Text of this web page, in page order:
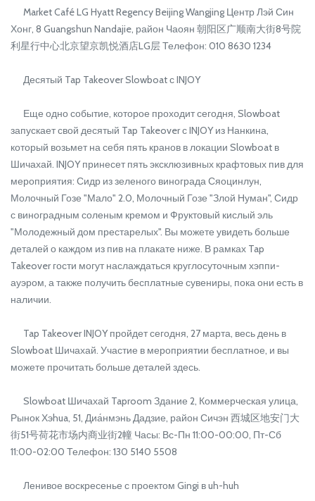
Market Café LG Hyatt Regency Beijing Wangjing Центр Лэй Син
Хонг, 8 Guangshun Nandajie, район Чаоян 朝阳区广顺南大街8号院
利星行中心北京望京凯悦酒店LG层 Телефон: 010 8630 1234
Десятый Tap Takeover Slowboat с INJOY
Еще одно событие, которое проходит сегодня, Slowboat
запускает свой десятый Tap Takeover с INJOY из Нанкина,
который возьмет на себя пять кранов в локации Slowboat в
Шичахай. INJOY принесет пять эксклюзивных крафтовых пив для
мероприятия: Сидр из зеленого винограда Сяоцинлун,
Молочный Гозе "Мало" 2.0, Молочный Гозе "Злой Нуман", Сидр
с виноградным соленым кремом и Фруктовый кислый эль
"Молодежный дом престарелых". Вы можете увидеть больше
деталей о каждом из пив на плакате ниже. В рамках Tap
Takeover гости могут наслаждаться круглосуточным хэппи-
ауэром, а также получить бесплатные сувениры, пока они есть в
наличии.
Tap Takeover INJOY пройдет сегодня, 27 марта, весь день в
Slowboat Шичахай. Участие в мероприятии бесплатное, и вы
можете прочитать больше деталей здесь.
Slowboat Шичахай Taproom Здание 2, Коммерческая улица,
Рынок Хэhua, 51, Диа́нмэнь Дадзие, район Сичэн 西城区地安门大
街51号荷花市场内商业街2幢 Часы: Вс-Пн 11:00-00:00, Пт-Сб
11:00-02:00 Телефон: 130 5140 5508
Ленивое воскресенье с проектом Gingi в uh-huh